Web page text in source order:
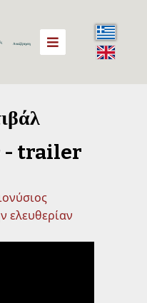
Αναζήτηση
- trailer
ελευθερίαν